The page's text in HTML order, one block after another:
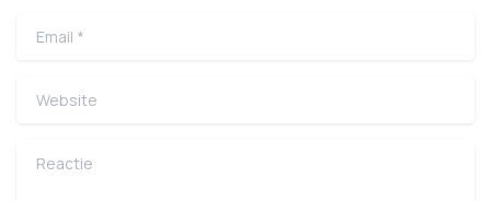
Email
Website
Reactie